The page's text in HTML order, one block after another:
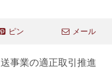
ピン メール
事業の適正取引推進